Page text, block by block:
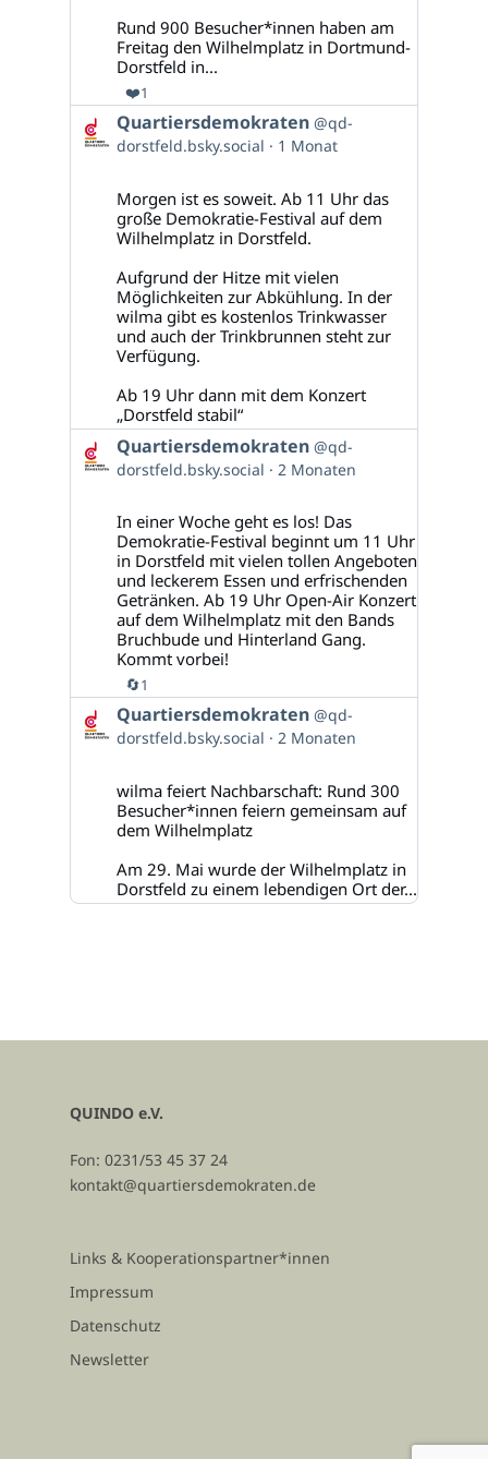
Rund 900 Besucher*innen haben am
Freitag den Wilhelmplatz in Dortmund-
Dorstfeld in...
❤️1
Beitrag
von
Quartiersdemokraten
Bluesky
ansehen
Quartiersdemokraten @qd-
dorstfeld.bsky.social
1 Monat
Morgen ist es soweit. Ab 11 Uhr das
große Demokratie-Festival auf dem
Wilhelmplatz in Dorstfeld.
Aufgrund der Hitze mit vielen
Möglichkeiten zur Abkühlung. In der
wilma gibt es kostenlos Trinkwasser
und auch der Trinkbrunnen steht zur
Verfügung.
Ab 19 Uhr dann mit dem Konzert
„Dorstfeld stabil“
Beitrag
von
Quartiersdemokraten
Bluesky
ansehen
Quartiersdemokraten @qd-
dorstfeld.bsky.social
2 Monaten
In einer Woche geht es los! Das
Demokratie-Festival beginnt um 11 Uhr
in Dorstfeld mit vielen tollen Angeboten
und leckerem Essen und erfrischenden
Getränken. Ab 19 Uhr Open-Air Konzert
auf dem Wilhelmplatz mit den Bands
Bruchbude und Hinterland Gang.
Kommt vorbei!
🔄1
Beitrag
von
Quartiersdemokraten
Bluesky
ansehen
Quartiersdemokraten @qd-
dorstfeld.bsky.social
2 Monaten
wilma feiert Nachbarschaft: Rund 300
Besucher*innen feiern gemeinsam auf
dem Wilhelmplatz
Am 29. Mai wurde der Wilhelmplatz in
Dorstfeld zu einem lebendigen Ort der...
QUINDO e.V.
Fon: 0231/53 45 37 24
kontakt@quartiersdemokraten.de
Links & Kooperationspartner*innen
Impressum
Datenschutz
Newsletter